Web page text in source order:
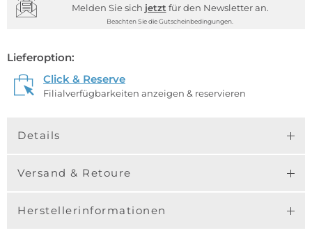
Melden Sie sich jetzt für den Newsletter an.
Beachten Sie die Gutscheinbedingungen.
Lieferoption:
Click & Reserve
Filialverfügbarkeiten anzeigen & reservieren
Details
Versand & Retoure
Herstellerinformationen